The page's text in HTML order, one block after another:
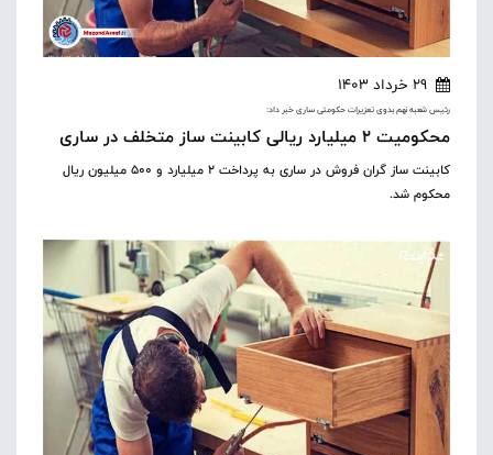
29 خرداد 1403
رئیس شعبه نهم بدوی تعزیرات حکومتی ساری خبر داد:
محکومیت ۲ میلیارد ریالی کابینت ساز متخلف در ساری
کابینت ساز گران فروش در ساری به پرداخت ۲ میلیارد و ۵۰۰ میلیون ریال
محکوم شد.